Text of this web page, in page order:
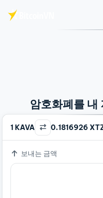
암호화폐를 내
1 KAVA 0.1816926
보내는 금액